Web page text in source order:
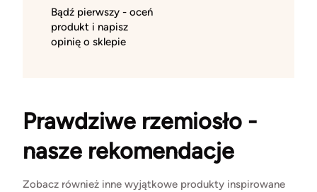
Bądź pierwszy - oceń
produkt i napisz
opinię o sklepie
Prawdziwe rzemiosło -
nasze rekomendacje
Zobacz również inne wyjątkowe produkty inspirowane